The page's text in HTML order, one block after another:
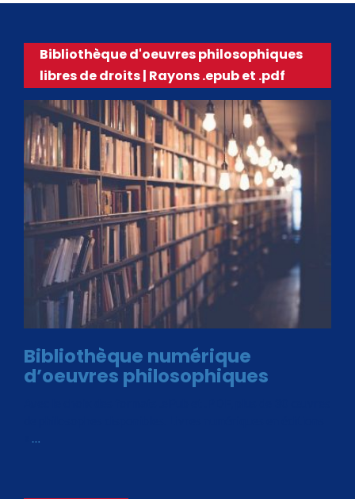
Bibliothèque d'oeuvres philosophiques
libres de droits | Rayons .epub et .pdf
Bibliothèque numérique
d’oeuvres philosophiques
…